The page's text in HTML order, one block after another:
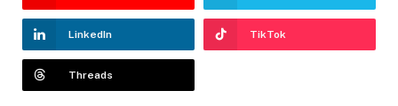
LinkedIn TikTok
Threads